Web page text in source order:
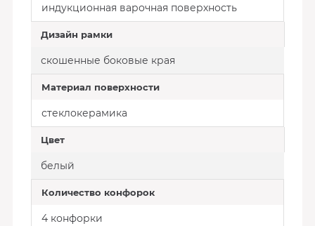
индукционная варочная поверхность
Дизайн рамки
скошенные боковые края
Материал поверхности
стеклокерамика
Цвет
белый
Количество конфорок
4 конфорки